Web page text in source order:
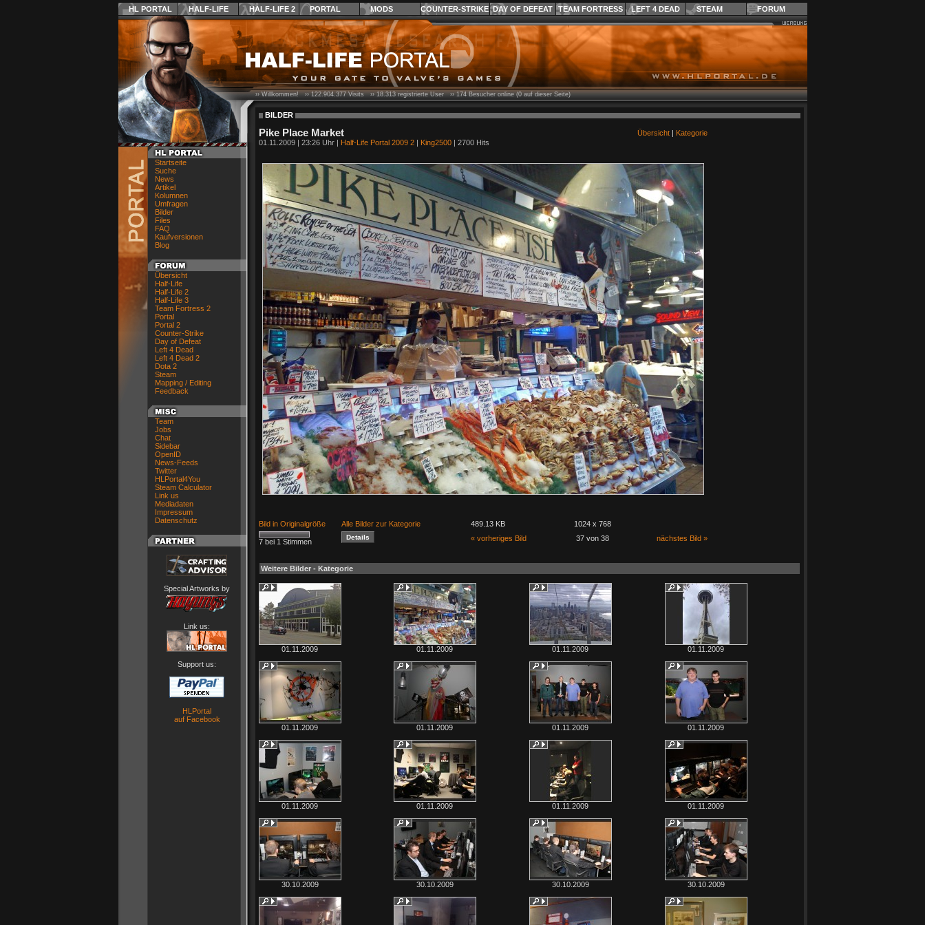
HL PORTAL HALF-LIFE HALF-LIFE 2 PORTAL MODS COUNTER-STRIKE DAY OF DEFEAT TEAM FORTRESS LEFT 4 DEAD STEAM FORUM
Startseite
Suche
News
Artikel
Kolumnen
Umfragen
Bilder
Files
FAQ
Kaufversionen
Blog
Übersicht
Half-Life
Half-Life 2
Half-Life 3
Team Fortress 2
Portal
Portal 2
Counter-Strike
Day of Defeat
Left 4 Dead
Left 4 Dead 2
Dota 2
Steam
Mapping / Editing
Feedback
Team
Jobs
Chat
Sidebar
OpenID
News-Feeds
Twitter
HLPortal4You
Steam Calculator
Link us
Mediadaten
Impressum
Datenschutz
Special Artworks by
Link us:
Support us:
HLPortal
auf Facebook
›› Willkommen! ››122.904.377Visits ››18.313registrierte User ››174Besucher online (0 auf dieser Seite)
BILDER
Pike Place Market Übersicht| Kategorie
01.11.2009 | 23:26 Uhr | Half-Life Portal 2009 2| King2500| 2700 Hits
Bild in Originalgröße Alle Bilder zur Kategorie 489.13 KB 1024 x 768
7 bei 1 Stimmen « vorheriges Bild 37 von 38 nächstes Bild »
Weitere Bilder - Kategorie
01.11.2009 01.11.2009 01.11.2009 01.11.2009
01.11.2009 01.11.2009 01.11.2009 01.11.2009
01.11.2009 01.11.2009 01.11.2009 01.11.2009
30.10.2009 30.10.2009 30.10.2009 30.10.2009